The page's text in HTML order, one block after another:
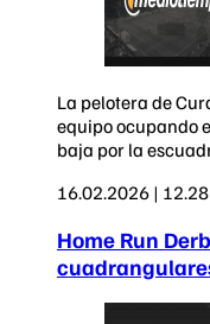
La pelotera de
equipo ocupando
baja por la
16.02.2026 | 12.28
Home Run